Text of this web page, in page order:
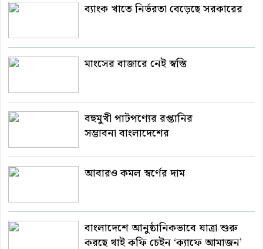
ব্যাংক খাতে নির্ভরতা বেড়েছে সরকারের
মাংসের বাজারে নেই স্বস্তি
বহুমুখী পাটপণ্যের রপ্তানির
সম্ভাবনা বাংলাদেশের
আবারও কমল স্বর্ণের দাম
বাংলাদেশে আনুষ্ঠানিকভাবে যাত্রা শুরু
করছে থাই কফি চেইন ‘ক্যাফে আমাজন’